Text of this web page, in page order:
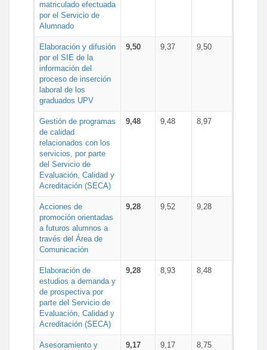
matriculado efectuada
por el Servicio de
Alumnado
Elaboración y difusión
por el SIE de la
información del
proceso de inserción
laboral de los
graduados UPV
9,50 9,37 9,50
Gestión de programas
de calidad
relacionados con los
servicios, por parte
del Servicio de
Evaluación, Calidad y
Acreditación (SECA)
9,48 9,48 8,97
Acciones de
promoción orientadas
a futuros alumnos a
través del Área de
Comunicación
9,28 9,52 9,28
Elaboración de
estudios a demanda y
de prospectiva por
parte del Servicio de
Evaluación, Calidad y
Acreditación (SECA)
9,28 8,93 8,48
Asesoramiento y
9,17 9,17 8,75